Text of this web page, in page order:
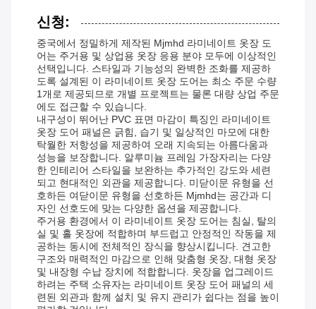
신청:
중국에서 정밀하게 제작된 Mjmhd 라미네이트 옷장 도
어는 주거용 및 상업용 옷장 응용 분야 모두에 이상적인
선택입니다. 스타일과 기능성의 완벽한 조화를 제공하
도록 설계된 이 라미네이트 옷장 도어는 최소 주문 수량
1개로 제공되므로 개별 프로젝트는 물론 대량 상업 주문
에도 접근할 수 있습니다.
내구성이 뛰어난 PVC 표면 마감이 특징인 라미네이트
옷장 도어 패널은 긁힘, 습기 및 일상적인 마모에 대한
탁월한 저항성을 제공하여 오래 지속되는 아름다움과
성능을 보장합니다. 알루미늄 프레임 가장자리는 다양
한 인테리어 스타일을 보완하는 추가적인 강도와 세련
되고 현대적인 외관을 제공합니다. 미닫이문 유형을 선
호하든 여닫이문 유형을 선호하든 Mjmhd는 공간과 디
자인 선호도에 맞는 다양한 옵션을 제공합니다.
주거용 환경에서 이 라미네이트 옷장 도어는 침실, 탈의
실 및 홀 옷장에 적합하며 부드럽고 안정적인 작동을 제
공하는 동시에 전체적인 장식을 향상시킵니다. 견고한
구조와 매력적인 마감으로 인해 맞춤형 옷장, 대형 옷장
및 내장형 수납 장치에 적합합니다. 옷장을 업그레이드
하려는 주택 소유자는 라미네이트 옷장 도어 패널의 세
련된 외관과 함께 설치 및 유지 관리가 쉽다는 점을 높이